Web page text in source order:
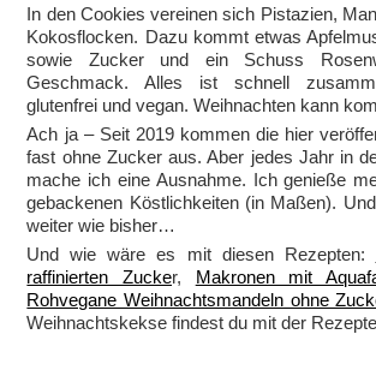
In den Cookies vereinen sich Pistazien,
Kokosflocken. Dazu kommt etwas
sowie Zucker und ein Schuss
Geschmack. Alles ist schnell
glutenfrei und vegan. Weihnachten kann
Ach ja – Seit 2019 kommen die hier
fast ohne Zucker aus. Aber jedes Jahr in
mache ich eine Ausnahme. Ich genieße
gebackenen Köstlichkeiten (in Maßen).
weiter wie bisher…
Und wie wäre es mit diesen Rezepten:
raffinierten Zucker, Makronen mit
Rohvegane Weihnachtsmandeln ohne
Weihnachtskekse findest du mit der